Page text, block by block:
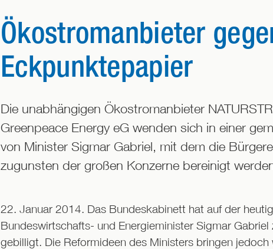
Ökostromanbieter
Eckpunktepapier
Die unabhängigen Ökostromanbieter
Greenpeace Energy eG wenden sich in einer
von Minister Sigmar Gabriel, mit dem die
zugunsten der großen Konzerne bereinigt
22. Januar 2014. Das Bundeskabinett hat auf der
Bundeswirtschafts- und Energieminister Sigmar
gebilligt. Die Reformideen des Ministers bringen